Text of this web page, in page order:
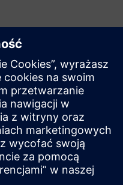
teraz